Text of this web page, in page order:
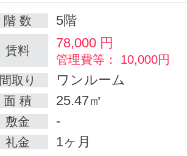
階 数 5階
賃料 78,000 円
管理費等： 10,000円
間取り
ワンルーム
面 積 25.47㎡
敷金 -
礼金 1ヶ月